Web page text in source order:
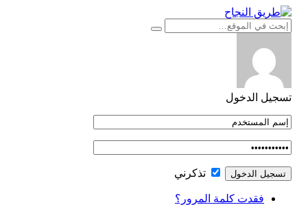
التجاوز
إلى
تسجيل الدخول
تذكرني
فقدت كلمة المرور؟